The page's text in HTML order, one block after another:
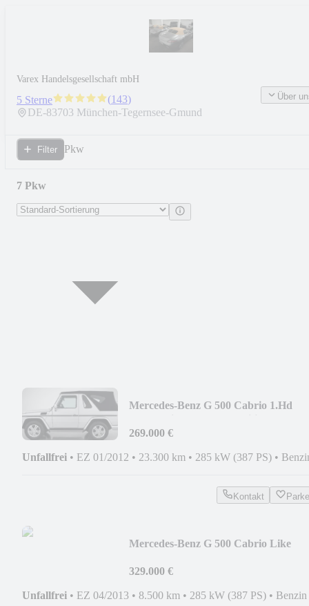
Varex Handelsgesellschaft mbH
5 Sterne (143)
DE-83703 München-Tegernsee-Gmund
Über
Filter Pkw
7 Pkw
Mercedes-Benz G 500 Cabrio 1.Hd
269.000 €
Unfallfrei • EZ 01/2012 • 23.300 km • 285 kW (387 PS) •
Kontakt
Mercedes-Benz G 500 Cabrio Like
329.000 €
Unfallfrei • EZ 04/2013 • 8.500 km • 285 kW (387 PS) • Benzin